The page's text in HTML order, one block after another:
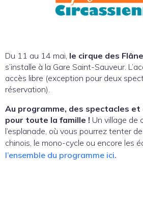
Du 11 au 14 mai, le cirque des
s’installe à la Gare Saint-Sauveur.
accès libre (exception pour deux
réservation).
Au programme, des spectacles
pour toute la famille ! Un village de
l’esplanade, où vous pourrez tenter
chinois, le mono-cycle ou encore les
l’ensemble du programme ici.